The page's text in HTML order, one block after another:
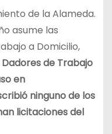
de la Alameda.
asume las
a Domicilio,
de Trabajo
en
ninguno de los
licitaciones del